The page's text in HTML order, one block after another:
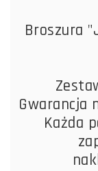
Broszura
Gwarancja
Każda